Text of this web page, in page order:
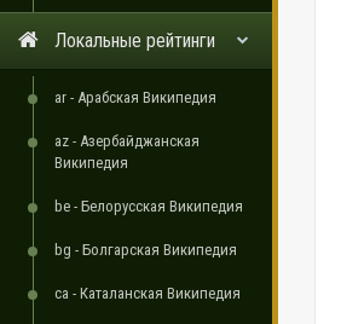
Локальные рейтинги
ar - Арабская Википедия
az - Азербайджанская
Википедия
be - Белорусская Википедия
bg - Болгарская Википедия
ca - Каталанская Википедия